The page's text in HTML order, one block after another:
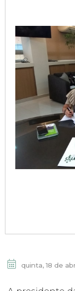
quinta, 18 de